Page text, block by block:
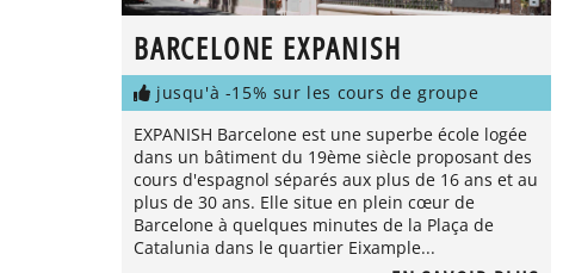
BARCELONE EXPANISH
jusqu'à -15% sur les cours de groupe
EXPANISH Barcelone est une superbe école logée
dans un bâtiment du 19ème siècle proposant des
cours d'espagnol séparés aux plus de 16 ans et au
plus de 30 ans. Elle situe en plein cœur de
Barcelone à quelques minutes de la Plaça de
Catalunia dans le quartier Eixample...